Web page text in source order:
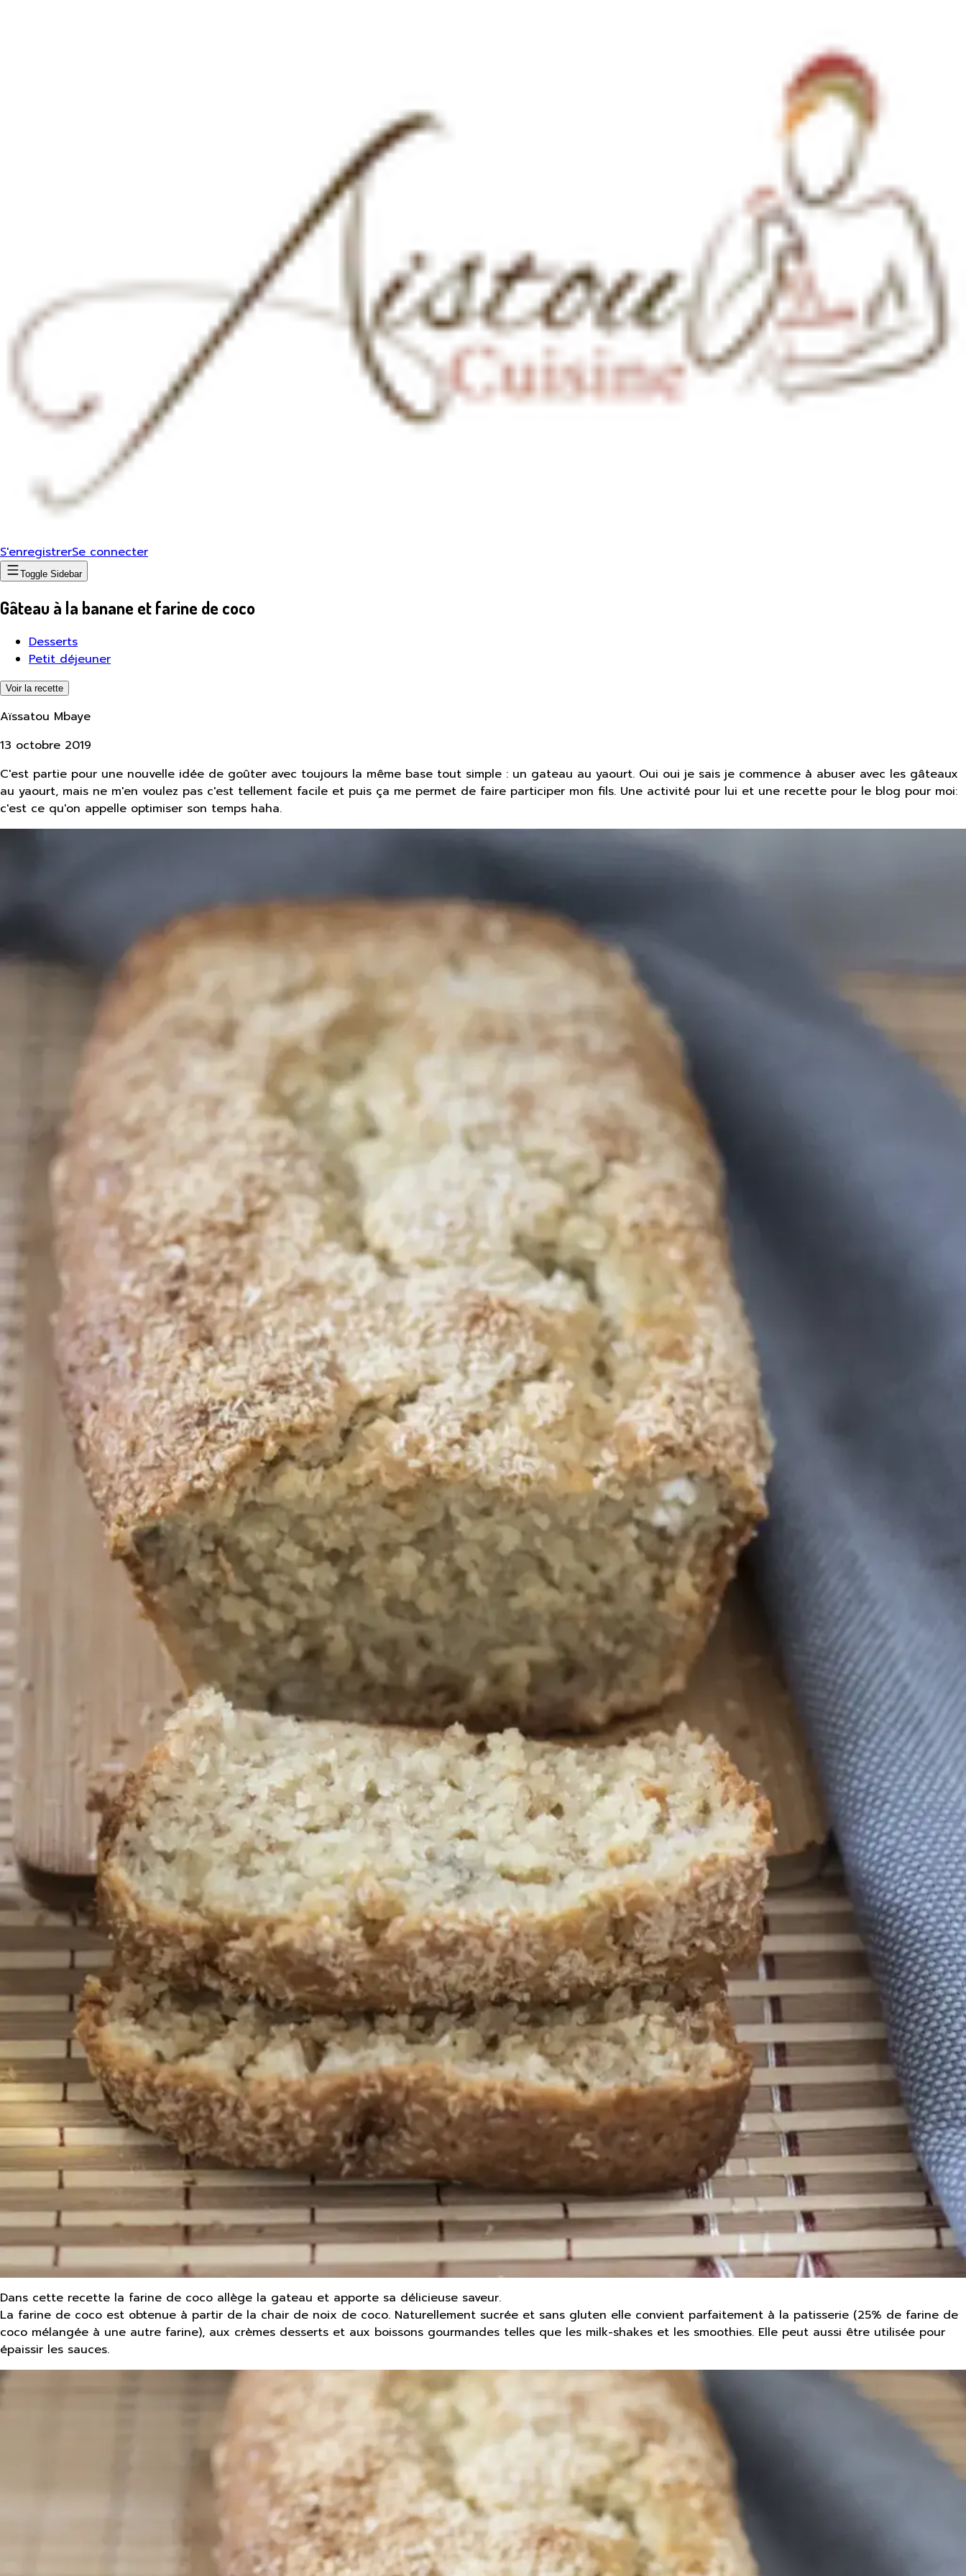
S'enregistrerSe connecter
Toggle Sidebar
Gâteau à la banane et farine de coco
Desserts
Petit déjeuner
Voir la recette
Aïssatou Mbaye
13 octobre 2019
C'est partie pour une nouvelle idée de goûter avec toujours la même base tout simple : un gateau au yaourt. Oui oui je sais je commence à abuser avec les gâteaux
au yaourt, mais ne m'en voulez pas c'est tellement facile et puis ça me permet de faire participer mon fils. Une activité pour lui et une recette pour le blog pour moi:
c'est ce qu'on appelle optimiser son temps haha.
Dans cette recette la farine de coco allège la gateau et apporte sa délicieuse saveur.
La farine de coco est obtenue à partir de la chair de noix de coco. Naturellement sucrée et sans gluten elle convient parfaitement à la patisserie (25% de farine de
coco mélangée à une autre farine), aux crèmes desserts et aux boissons gourmandes telles que les milk-shakes et les smoothies. Elle peut aussi être utilisée pour
épaissir les sauces.